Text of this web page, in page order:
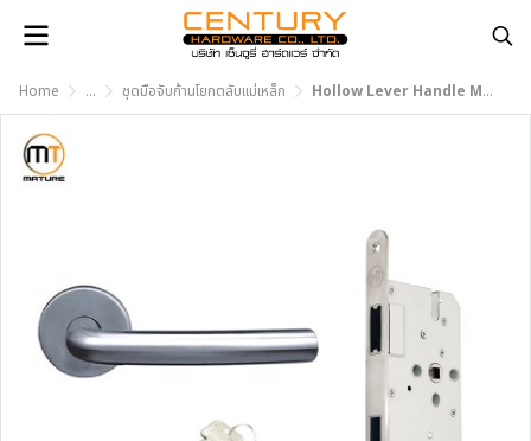
Home ... ชุดมือจับก้านโยกตลับแม่เหล็ก Hollow Lever Handle MTL-002-C